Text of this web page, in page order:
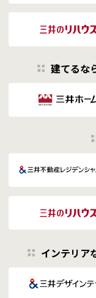
建てるな
インテリア